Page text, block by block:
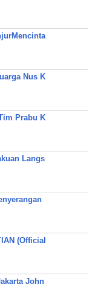
Nus K
Prabu K
Langs
(Official
John